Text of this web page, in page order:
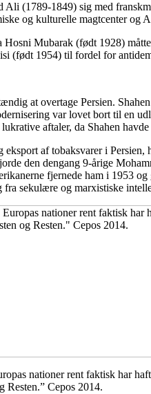
(1789-1849) sig med
og kulturelle magtcenter og
Hosni Mubarak (født 1928)
(født 1954) til fordel for
at overtage Persien.
var lovet bort til en
aftaler, da Shahen
af tobaksvarer i
den dengang 9-årige
fjernede ham i 1953
sekulære og marxistiske
nationer rent faktisk har
Resten.” Cepos 2014.